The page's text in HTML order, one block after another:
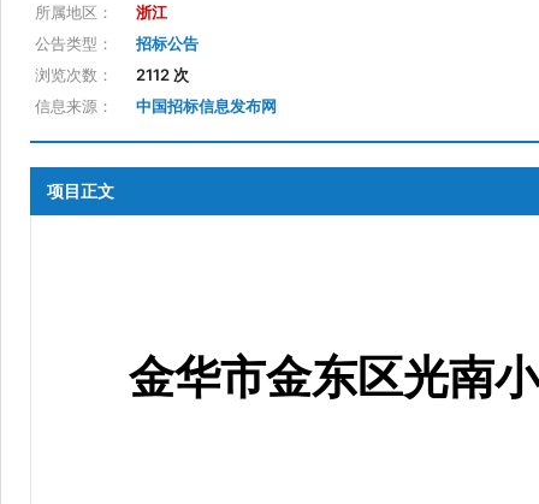
所属地区：
浙江
公告类型：
招标公告
浏览次数：
2112 次
信息来源：
中国招标信息发布网
项目正文